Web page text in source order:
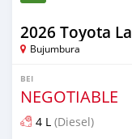
2026 Toyota
Bujumbura
BEI
NEGOTIABLE
4 L (Diesel)